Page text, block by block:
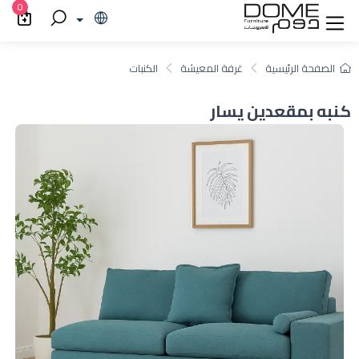
0
الصفحة الرئيسية غرفة المعيشة الكنبات
كنبه بمقعدين يسار